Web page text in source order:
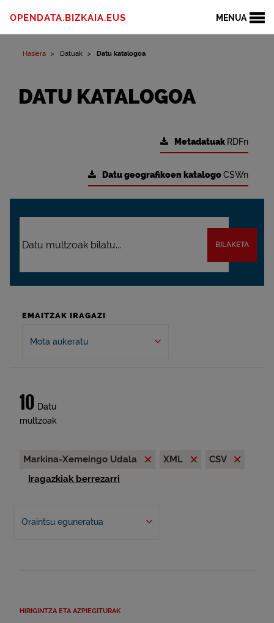
MENUA
OPENDATA.BIZKAIA.EUS
Hasiera Datuak Datu katalogoa
DATU KATALOGOA
Metadatuak RDFn
Datu geografikoen katalogoCSWn
BILAKETA
EMAITZAK IRAGAZI
Mota aukeratu
10 Datu
multzoak
Markina-Xemeingo Udala XML
CSV
Iragazkiak berrezarri
Oraintsu eguneratua
HIRIGINTZA ETA AZPIEGITURAK